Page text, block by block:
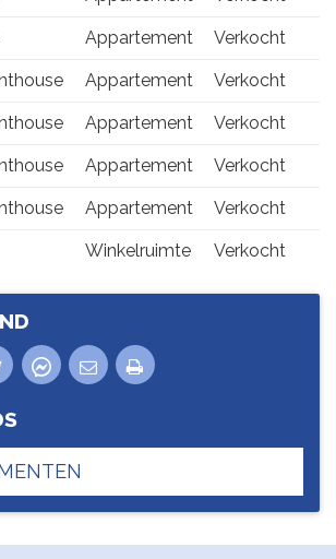
Appartement Verkocht
Appartement Verkocht
Appartement Verkocht
Appartement Verkocht
Appartement Verkocht
Winkelruimte Verkocht